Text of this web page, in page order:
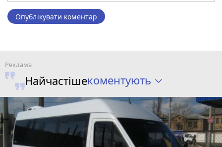
Опублікувати коментар
Найчастішекоментують